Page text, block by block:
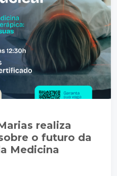
realiza
o futuro da
Medicina